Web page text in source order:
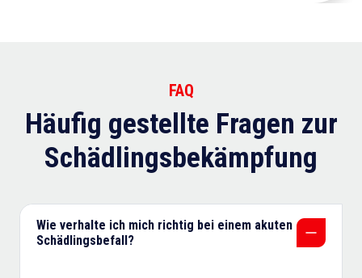
FAQ
Häufig gestellte Fragen zur
Schädlingsbekämpfung
Wie verhalte ich mich richtig bei einem akuten
Schädlingsbefall?